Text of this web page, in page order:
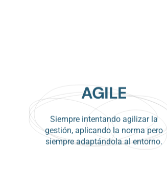
AGILE
Siempre intentando agilizar la
gestión, aplicando la norma pero
siempre adaptándola al entorno.